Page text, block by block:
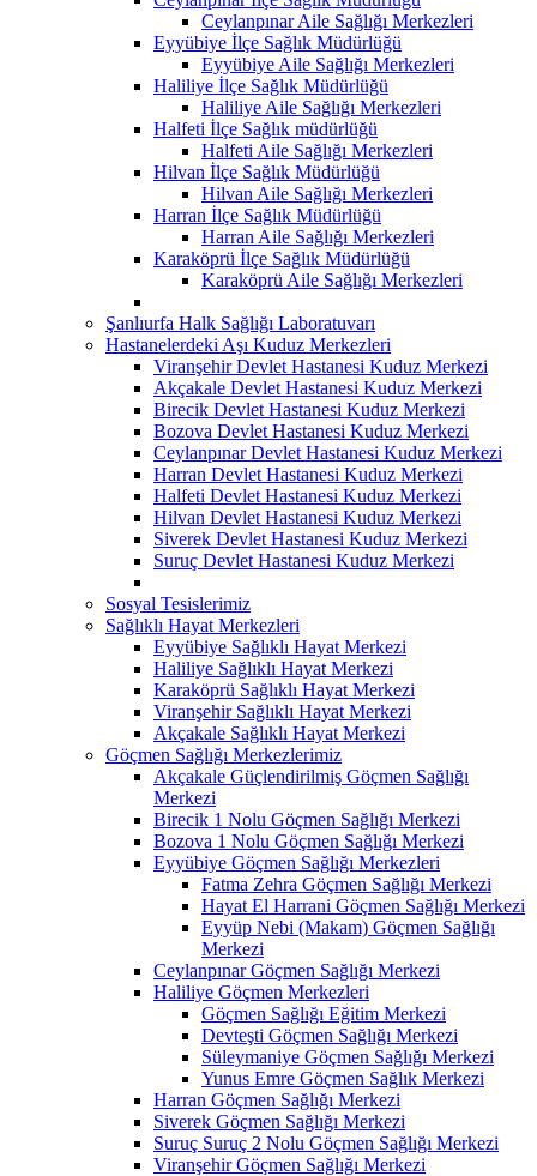
Ceylanpınar Aile Sağlığı Merkezleri
Eyyübiye İlçe Sağlık Müdürlüğü
Eyyübiye Aile Sağlığı Merkezleri
Haliliye İlçe Sağlık Müdürlüğü
Haliliye Aile Sağlığı Merkezleri
Halfeti İlçe Sağlık müdürlüğü
Halfeti Aile Sağlığı Merkezleri
Hilvan İlçe Sağlık Müdürlüğü
Hilvan Aile Sağlığı Merkezleri
Harran İlçe Sağlık Müdürlüğü
Harran Aile Sağlığı Merkezleri
Karaköprü İlçe Sağlık Müdürlüğü
Karaköprü Aile Sağlığı Merkezleri
Şanlıurfa Halk Sağlığı Laboratuvarı
Hastanelerdeki Aşı Kuduz Merkezleri
Viranşehir Devlet Hastanesi Kuduz Merkezi
Akçakale Devlet Hastanesi Kuduz Merkezi
Birecik Devlet Hastanesi Kuduz Merkezi
Bozova Devlet Hastanesi Kuduz Merkezi
Ceylanpınar Devlet Hastanesi Kuduz Merkezi
Harran Devlet Hastanesi Kuduz Merkezi
Halfeti Devlet Hastanesi Kuduz Merkezi
Hilvan Devlet Hastanesi Kuduz Merkezi
Siverek Devlet Hastanesi Kuduz Merkezi
Suruç Devlet Hastanesi Kuduz Merkezi
Sosyal Tesislerimiz
Sağlıklı Hayat Merkezleri
Eyyübiye Sağlıklı Hayat Merkezi
Haliliye Sağlıklı Hayat Merkezi
Karaköprü Sağlıklı Hayat Merkezi
Viranşehir Sağlıklı Hayat Merkezi
Akçakale Sağlıklı Hayat Merkezi
Göçmen Sağlığı Merkezlerimiz
Akçakale Güçlendirilmiş Göçmen Sağlığı
Merkezi
Birecik 1 Nolu Göçmen Sağlığı Merkezi
Bozova 1 Nolu Göçmen Sağlığı Merkezi
Eyyübiye Göçmen Sağlığı Merkezleri
Fatma Zehra Göçmen Sağlığı Merkezi
Hayat El Harrani Göçmen Sağlığı Merkezi
Eyyüp Nebi (Makam) Göçmen Sağlığı
Merkezi
Ceylanpınar Göçmen Sağlığı Merkezi
Haliliye Göçmen Merkezleri
Göçmen Sağlığı Eğitim Merkezi
Devteşti Göçmen Sağlığı Merkezi
Süleymaniye Göçmen Sağlığı Merkezi
Yunus Emre Göçmen Sağlık Merkezi
Harran Göçmen Sağlığı Merkezi
Siverek Göçmen Sağlığı Merkezi
Suruç Suruç 2 Nolu Göçmen Sağlığı Merkezi
Viranşehir Göçmen Sağlığı Merkezi